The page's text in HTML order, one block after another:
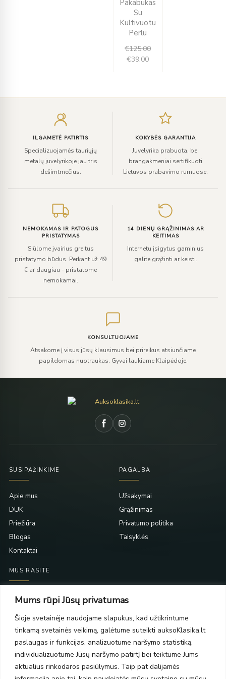
Mums rūpi Jūsų privatumas
Šioje svetainėje naudojame slapukus, kad užtikrintume
tinkamą svetainės veikimą, galėtume suteikti auksoKlasika.lt
paslaugas ir funkcijas, analizuotume naršymo statistiką,
individualizuotume Jūsų naršymo patirtį bei teiktume Jums
aktualius rinkodaros pasiūlymus. Taip pat dalijamės
Pakabukas
Su
Kultivuotu
Perlu
€125.00
was:
€39.00
is:
€39.00.
ILGAMETĖ PATIRTIS
Specializuojamės tauriųjų
metalų juvelyrikoje jau tris
dešimtmečius.
KOKYBĖS GARANTIJA
Juvelyrika prabuota, bei
brangakmeniai sertifikuoti
Lietuvos prabavimo rūmuose.
NEMOKAMAS IR PATOGUS
PRISTATYMAS
Siūlome įvairius greitus
pristatymo būdus. Perkant už 49
€ ar daugiau - pristatome
nemokamai.
14 DIENŲ GRĄŽINIMAS AR
KEITIMAS
Internetu įsigytus gaminius
galite grąžinti ar keisti.
KONSULTUOJAME
Atsakome į visus jūsų klausimus bei prireikus atsiunčiame
papildomas nuotraukas. Gyvai laukiame Klaipėdoje.
SUSIPAŽINKIME
Apie mus
DUK
Priežiūra
Blogas
Kontaktai
PAGALBA
Užsakymai
Grąžinimas
Privatumo politika
Taisyklės
MUS RASITE
Taikos pr. 139
PC Molas, Klaipėda
Taikos pr. 141
PC BIG 2, Klaipėda
Šilutės pl. 35
PC Banginis, Klaipėda
NAUJIENLAIŠKIS